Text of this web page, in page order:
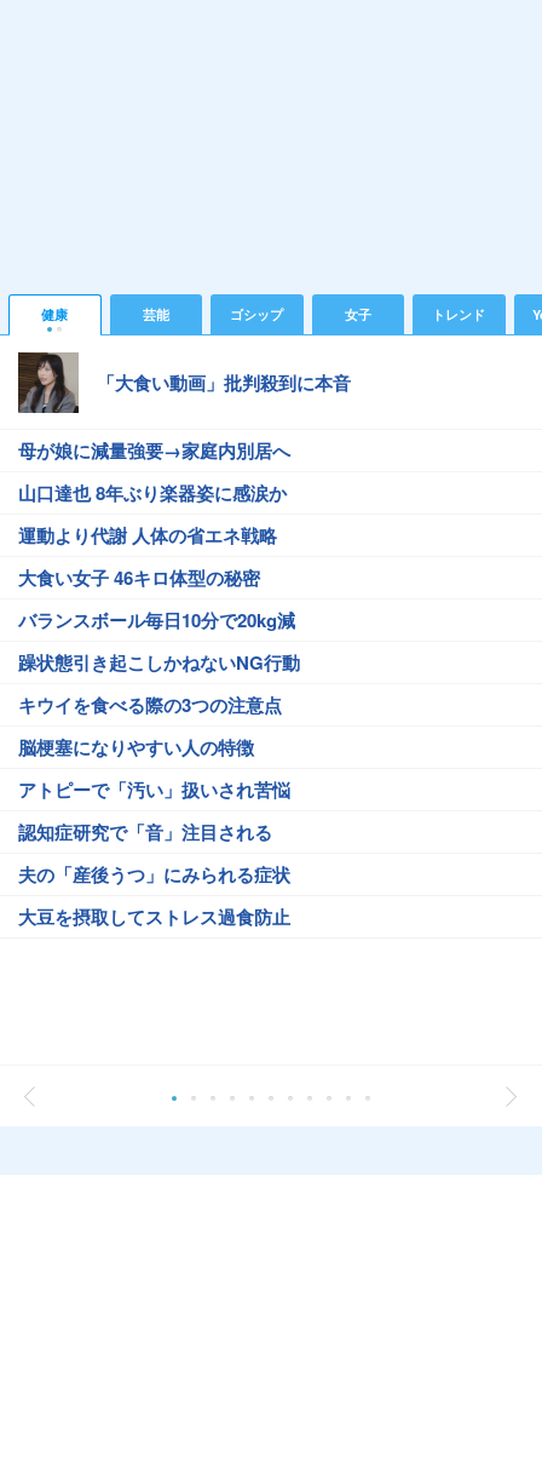
健康 芸能 ゴシップ 女子 トレンド
「大食い動画」批判殺到に本音
母が娘に減量強要→家庭内別居へ
山口達也 8年ぶり楽器姿に感涙か
運動より代謝 人体の省エネ戦略
大食い女子 46キロ体型の秘密
バランスボール毎日10分で20kg減
躁状態引き起こしかねないNG行動
キウイを食べる際の3つの注意点
脳梗塞になりやすい人の特徴
アトピーで「汚い」扱いされ苦悩
認知症研究で「音」注目される
夫の「産後うつ」にみられる症状
大豆を摂取してストレス過食防止